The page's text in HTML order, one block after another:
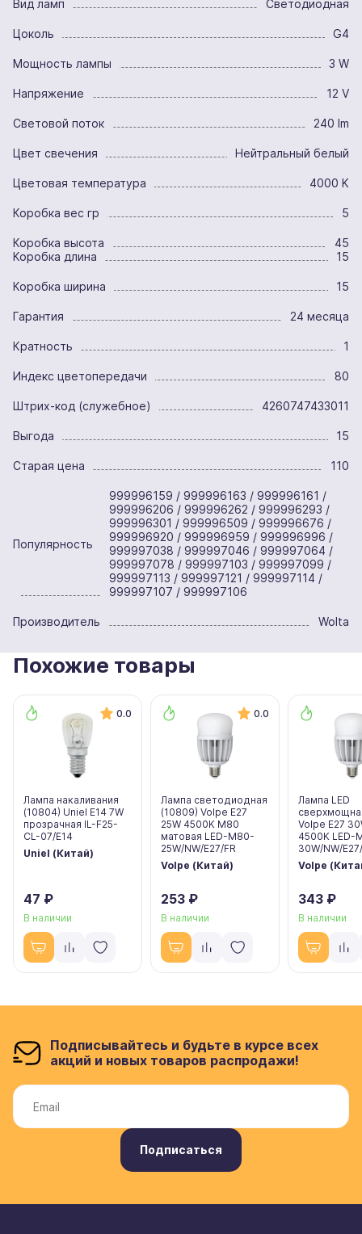
Вид ламп Светодиодная
Цоколь G4
Мощность лампы 3 W
Напряжение 12 V
Световой поток 240 lm
Цвет свечения Нейтральный белый
Цветовая температура 4000 K
Коробка вес гр 5
Коробка высота
45
Коробка длина
15
Коробка ширина 15
Гарантия 24 месяца
Кратность 1
Индекс цветопередачи 80
Штрих-код (служебное) 4260747433011
Выгода 15
Старая цена 110
Популярность
999996159 / 999996163 / 999996161 /
999996206 / 999996262 / 999996293 /
999996301 / 999996509 / 999996676 /
999996920 / 999996959 / 999996996 /
999997038 / 999997046 / 999997064 /
999997078 / 999997103 / 999997099 /
999997113 / 999997121 / 999997114 /
999997107 / 999997106
Производитель Wolta
Похожие товары
0.0
Лампа накаливания
(10804) Uniel E14 7W
прозрачная IL-F25-
CL-07/E14
Uniel (Китай)
47 ₽
В наличии
0.0
Лампа светодиодная
(10809) Volpe E27
25W 4500K M80
матовая LED-M80-
25W/NW/E27/FR
Volpe (Китай)
253 ₽
В наличии
Лампа LED
Volpe E27
4500K LED-
30W/NW/
Volpe
343 ₽
В наличии
Подписывайтесь и будьте в курсе всех
акций и новых товаров распродажи!
Подписаться